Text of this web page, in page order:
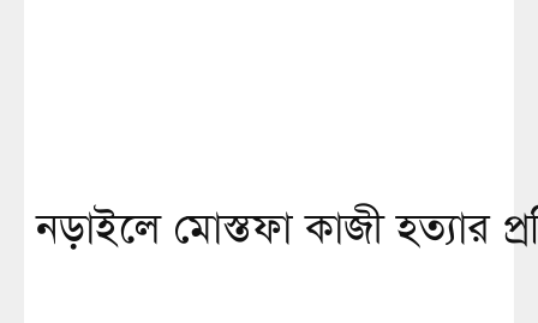
নড়াইলে মোস্তফা কাজী হত্যার